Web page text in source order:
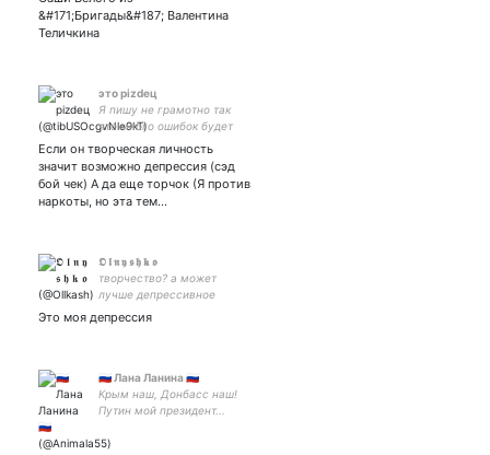
&#171;Бригады&#187; Валентина
Теличкина
это pizdeц
Я пишу не грамотно так
что много ошибок будет
всегда знаю куда
ставить)))
Если он творческая личность
значит возможно депрессия (сэд
бой чек) А да еще торчок (Я против
наркоты, но эта тем…
𝕺 𝖑 𝖓 𝖞 𝖘 𝖍 𝖐 𝖔
творчество? а может
лучше депрессивное
Это моя депрессия
🇷🇺 Лана Ланина 🇷🇺
Крым наш, Донбасс наш!
Путин мой президент...
Укропитеки и либерасты ,